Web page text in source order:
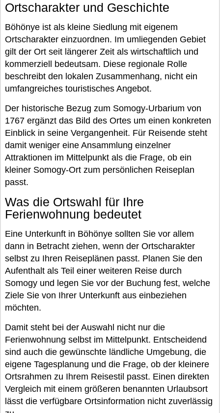
Ortscharakter und Geschichte
Böhönye ist als kleine Siedlung mit eigenem
Ortscharakter einzuordnen. Im umliegenden Gebiet
gilt der Ort seit längerer Zeit als wirtschaftlich und
kommerziell bedeutsam. Diese regionale Rolle
beschreibt den lokalen Zusammenhang, nicht ein
umfangreiches touristisches Angebot.
Der historische Bezug zum Somogy-Urbarium von
1767 ergänzt das Bild des Ortes um einen konkreten
Einblick in seine Vergangenheit. Für Reisende steht
damit weniger eine Ansammlung einzelner
Attraktionen im Mittelpunkt als die Frage, ob ein
kleiner Somogy-Ort zum persönlichen Reiseplan
passt.
Was die Ortswahl für Ihre
Ferienwohnung bedeutet
Eine Unterkunft in Böhönye sollten Sie vor allem
dann in Betracht ziehen, wenn der Ortscharakter
selbst zu Ihren Reiseplänen passt. Planen Sie den
Aufenthalt als Teil einer weiteren Reise durch
Somogy und legen Sie vor der Buchung fest, welche
Ziele Sie von Ihrer Unterkunft aus einbeziehen
möchten.
Damit steht bei der Auswahl nicht nur die
Ferienwohnung selbst im Mittelpunkt. Entscheidend
sind auch die gewünschte ländliche Umgebung, die
eigene Tagesplanung und die Frage, ob der kleinere
Ortsrahmen zu Ihrem Reisestil passt. Einen direkten
Vergleich mit einem größeren benannten Urlaubsort
lässt die verfügbare Ortsinformation nicht zuverlässig